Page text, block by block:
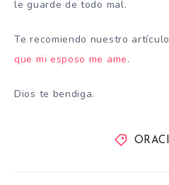
le guarde de todo mal.
Te recomiendo nuestro artículo
que mi esposo me ame.
Dios te bendiga.